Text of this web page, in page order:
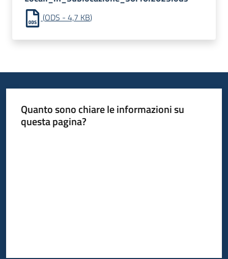
(ODS - 4,7 KB)
Quanto sono chiare le informazioni su
questa pagina?